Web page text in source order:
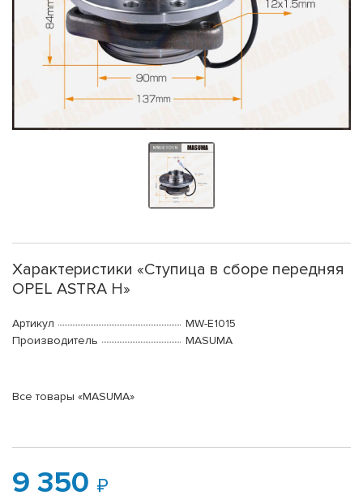
Характеристики «Ступица в сборе передняя
OPEL ASTRA H»
Артикул
MW-E1015
Производитель
MASUMA
Все товары «MASUMA»
9 350